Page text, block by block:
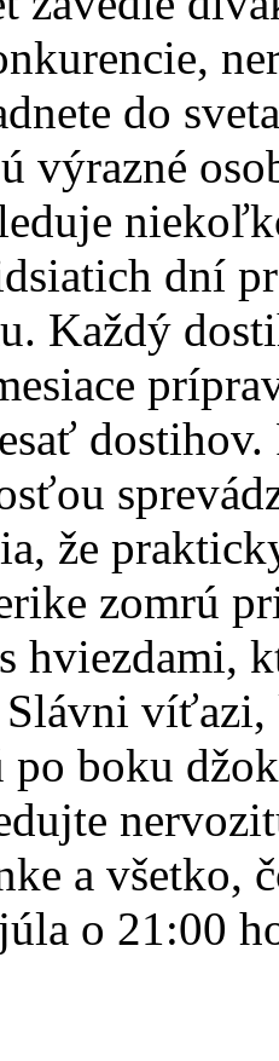
do
výrazné
dní
Každý
že
zomrú
hviezdami,
po boku
a všetko,
o 21:00